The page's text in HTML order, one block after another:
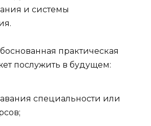
и системы
практическая
послужить в будущем:
специальности или